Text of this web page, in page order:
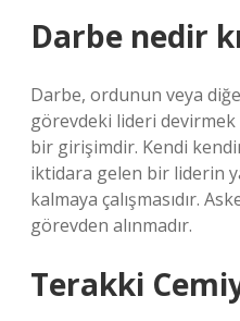
Darbe nedir
Darbe, ordunun veya
görevdeki lideri devirmek
bir girişimdir. Kendi
iktidara gelen bir liderin
kalmaya çalışmasıdır.
görevden alınmadır.
Terakki